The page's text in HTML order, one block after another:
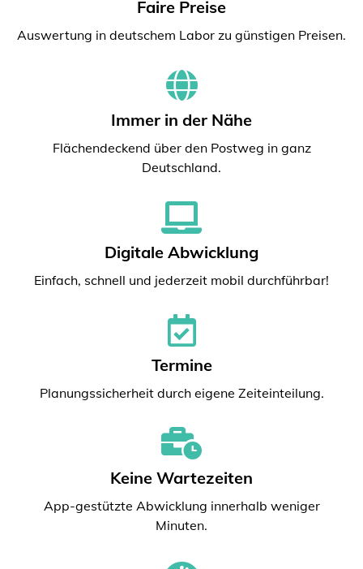
Faire Preise
Auswertung in deutschem Labor zu günstigen Preisen.
Immer in der Nähe
Flächendeckend über den Postweg in ganz
Deutschland.
Digitale Abwicklung
Einfach, schnell und jederzeit mobil durchführbar!
Termine
Planungssicherheit durch eigene Zeiteinteilung.
Keine Wartezeiten
App-gestützte Abwicklung innerhalb weniger
Minuten.